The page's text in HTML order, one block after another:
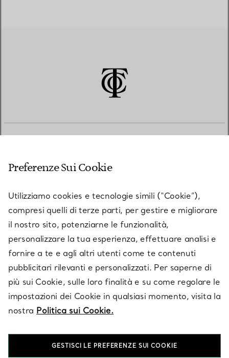
SU TIFFANY & CO.
LEGALE
SEGUICI
Preferenze Sui Cookie
Utilizziamo cookies e tecnologie simili (“Cookie”),
compresi quelli di terze parti, per gestire e migliorare
il nostro sito, potenziarne le funzionalità,
personalizzare la tua esperienza, effettuare analisi e
fornire a te e agli altri utenti come te contenuti
pubblicitari rilevanti e personalizzati. Per saperne di
più sui Cookie, sulle loro finalità e su come regolare le
impostazioni dei Cookie in qualsiasi momento, visita la
nostra Politica sui Cookie.
GESTISCI LE PREFERENZE SUI COOKIE